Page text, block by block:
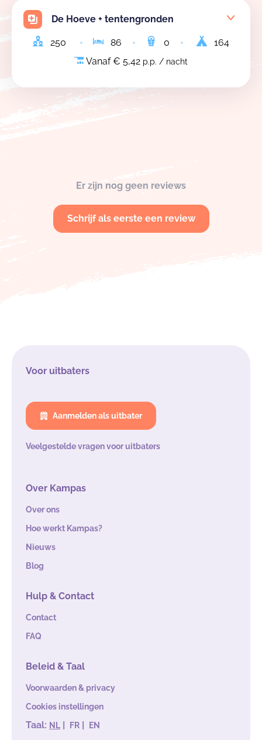
De Hoeve + tentengronden
250 86 0
164
Vanaf € 5,42 p.p. / nacht
Er zijn nog geen reviews
Schrijf als eerste een review
Voor uitbaters
Aanmelden als uitbater
Veelgestelde vragen voor uitbaters
Over Kampas
Over ons
Hoe werkt Kampas?
Nieuws
Blog
Hulp & Contact
Contact
FAQ
Beleid & Taal
Voorwaarden & privacy
Cookies instellingen
Taal: NL | FR | EN